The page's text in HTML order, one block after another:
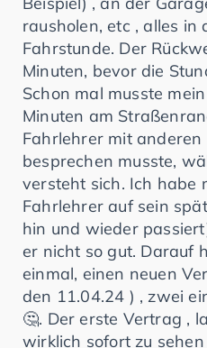
rausholen, etc , alles in
Fahrstunde. Der
Minuten, bevor die
Schon mal musste
Minuten am
Fahrlehrer mit anderen
besprechen musste,
versteht sich. Ich habe
Fahrlehrer auf sein
hin und wieder
er nicht so gut. Darauf
einmal, einen neuen
den 11.04.24 ) , zwei
🤔. Der erste Vertrag ,
wirklich sofort zu